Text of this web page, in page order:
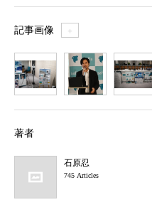
記事画像 ＋
著者
石原忍
745 Articles